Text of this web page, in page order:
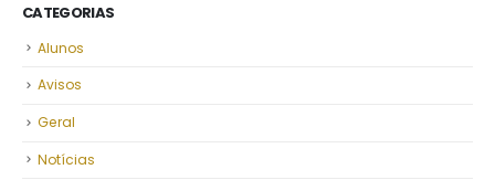
CATEGORIAS
Alunos
Avisos
Geral
Notícias